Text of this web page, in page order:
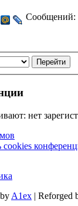
Сообщений:
нет
cookies
A1ex | Reforged